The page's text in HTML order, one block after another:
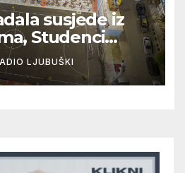
susjede iz
Studenci
večeras
četiri nove
LJUBUŠKI